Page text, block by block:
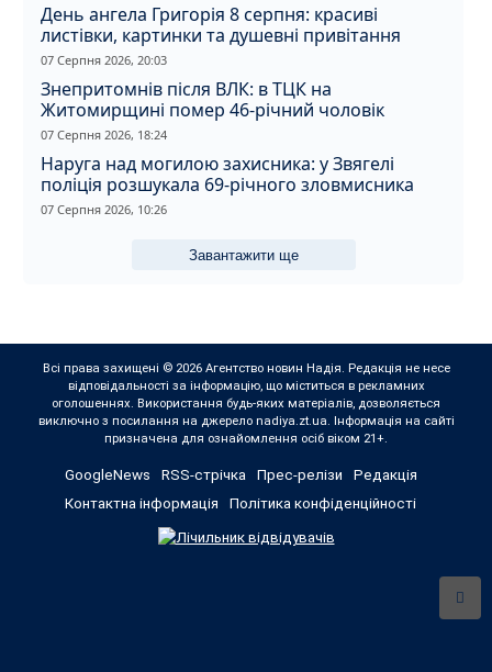
День ангела Григорія 8 серпня: красиві
листівки, картинки та душевні привітання
07 Серпня 2026, 20:03
Знепритомнів після ВЛК: в ТЦК на
Житомирщині помер 46-річний чоловік
07 Серпня 2026, 18:24
Наруга над могилою захисника: у Звягелі
поліція розшукала 69-річного зловмисника
07 Серпня 2026, 10:26
Завантажити ще
Всі права захищені © 2026 Агентство новин Надія. Редакція не несе
відповідальності за інформацію, що міститься в рекламних
оголошеннях. Використання будь-яких матеріалів, дозволяється
виключно з посилання на джерело nadiya.zt.ua. Інформація на сайті
призначена для ознайомлення осіб віком 21+.
GoogleNews RSS-стрічка Прес-релізи
Редакція
Контактна інформація
Політика конфіденційності